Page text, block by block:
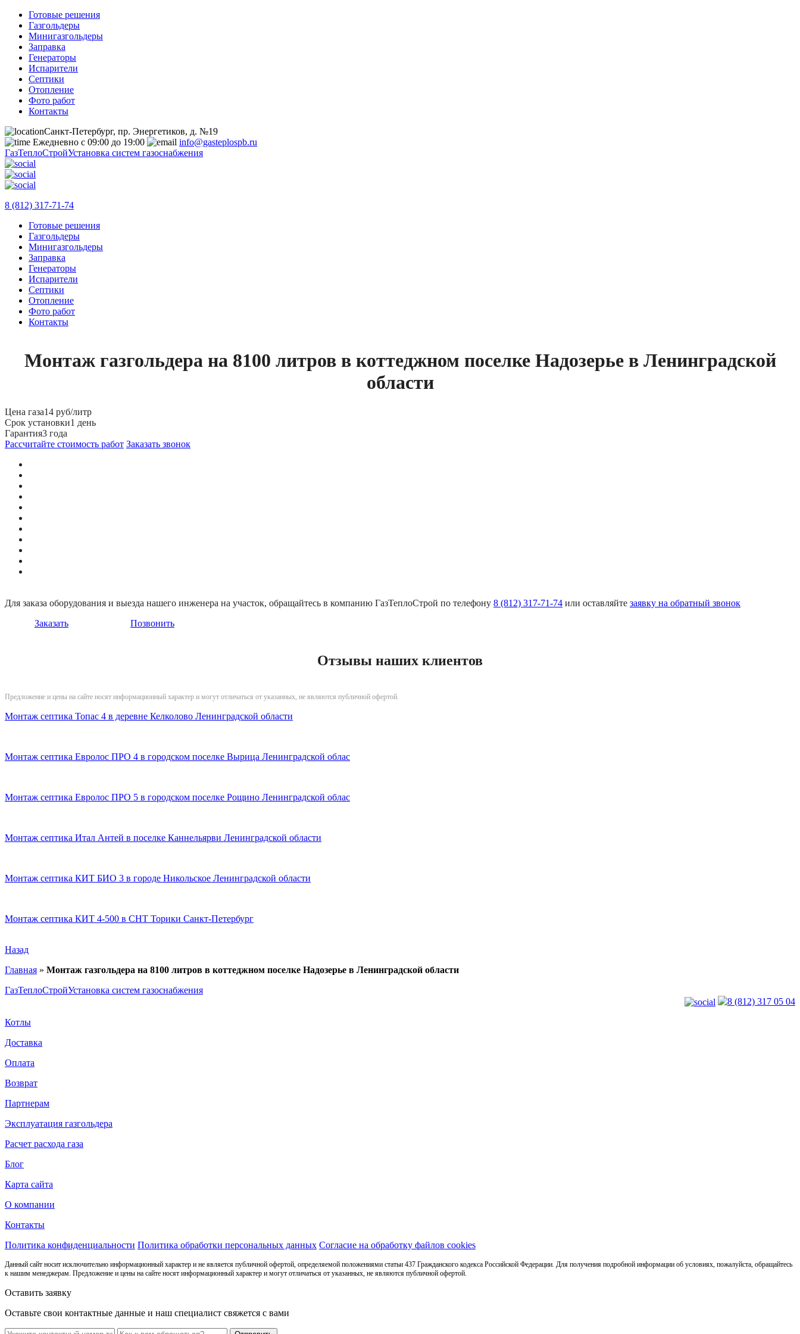
Готовые решения
Газгольдеры
Минигазгольдеры
Заправка
Генераторы
Испарители
Септики
Отопление
Фото работ
Контакты
Санкт-Петербург, пр. Энергетиков, д. №19
Ежедневно с 09:00 до 19:00
info@gasteplospb.ru
ГазТеплоСтройУстановка систем газоснабжения
8 (812) 317-71-74
Готовые решения
Газгольдеры
Минигазгольдеры
Заправка
Генераторы
Испарители
Септики
Отопление
Фото работ
Контакты
Монтаж газгольдера на 8100 литров в коттеджном поселке Надозерье в Ленинградской
области
Цена газа14 руб/литр
Срок установки1 день
Гарантия3 года
Рассчитайте стоимость работ Заказать звонок
Для заказа оборудования и выезда нашего инженера на участок, обращайтесь в компанию ГазТеплоСтрой по телефону 8 (812) 317-71-74 или оставляйте заявку на обратный звонок
Заказать
Позвонить
Отзывы наших клиентов
Предложение и цены на сайте носят информационный характер и могут отличаться от указанных, не являются публичной офертой.
Монтаж септика Топас 4 в деревне Келколово Ленинградской области
Монтаж септика Евролос ПРО 4 в городском поселке Вырица Ленинградской облас
Монтаж септика Евролос ПРО 5 в городском поселке Рощино Ленинградской облас
Монтаж септика Итал Антей в поселке Каннельярви Ленинградской области
Монтаж септика КИТ БИО 3 в городе Никольское Ленинградской области
Монтаж септика КИТ 4-500 в СНТ Торики Санкт-Петербург
Назад
Главная » Монтаж газгольдера на 8100 литров в коттеджном поселке Надозерье в Ленинградской области
ГазТеплоСтройУстановка систем газоснабжения
8 (812) 317 05 04
Котлы
Доставка
Оплата
Возврат
Партнерам
Эксплуатация газгольдера
Расчет расхода газа
Блог
Карта сайта
О компании
Контакты
Политика конфиденциальности Политика обработки персональных данных Согласие на обработку файлов cookies
Данный сайт носит исключительно информационный характер и не является публичной офертой, определяемой положениями статьи 437 Гражданского кодекса Российской Федерации. Для получения подробной информации об условиях, пожалуйста, обращайтесь
к нашим менеджерам. Предложение и цены на сайте носят информационный характер и могут отличаться от указанных, не являются публичной офертой.
Оставить заявку
Оставьте свои контактные данные и наш специалист свяжется с вами